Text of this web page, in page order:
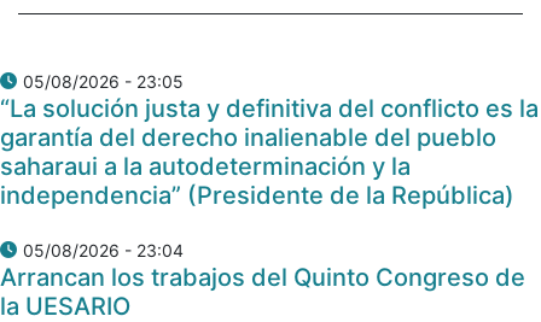
05/08/2026 - 23:05
“La solución justa y definitiva del conflicto es la
garantía del derecho inalienable del pueblo
saharaui a la autodeterminación y la
independencia” (Presidente de la República)
05/08/2026 - 23:04
Arrancan los trabajos del Quinto Congreso de
la UESARIO